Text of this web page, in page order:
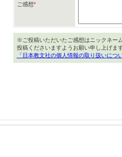
ご感想*
※ご投稿いただいたご感想はニックネー
投稿くださいますようお願い申し上げます
「日本教文社の個人情報の取り扱いにつ